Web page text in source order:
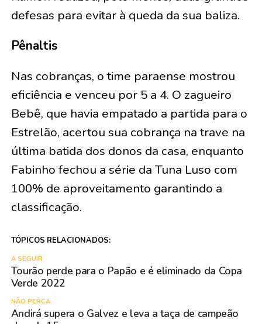
defesas para evitar à queda da sua baliza.
Pênaltis
Nas cobranças, o time paraense mostrou
eficiência e venceu por 5 a 4. O zagueiro
Bebê, que havia empatado a partida para o
Estrelão, acertou sua cobrança na trave na
última batida dos donos da casa, enquanto
Fabinho fechou a série da Tuna Luso com
100% de aproveitamento garantindo a
classificação.
TÓPICOS RELACIONADOS:
A SEGUIR
Tourão perde para o Papão e é eliminado da Copa
Verde 2022
NÃO PERCA
Andirá supera o Galvez e leva a taça de campeão